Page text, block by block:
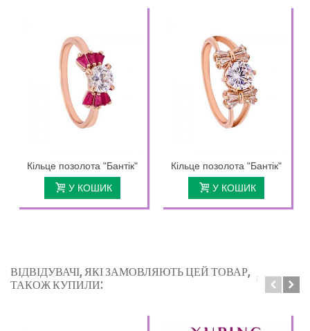
Кільце позолота "Бантік"
У КОШИК
Кільце позолота "Бантік"
У КОШИК
ВІДВІДУВАЧІ, ЯКІ ЗАМОВЛЯЮТЬ ЦЕЙ ТОВАР,
ТАКОЖ КУПИЛИ: